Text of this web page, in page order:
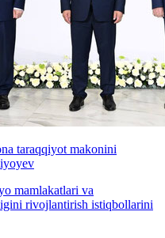
taraqqiyot makonini
mamlakatlari va
rivojlantirish istiqbollarini